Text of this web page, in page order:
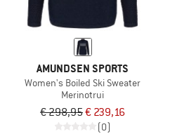
AMUNDSEN SPORTS
Women's Boiled Ski Sweater
Merinotrui
€ 298,95€ 239,16
(0)